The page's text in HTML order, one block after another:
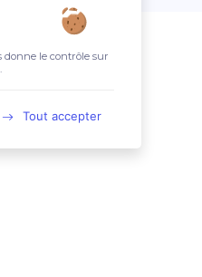
donne le contrôle sur
Tout accepter